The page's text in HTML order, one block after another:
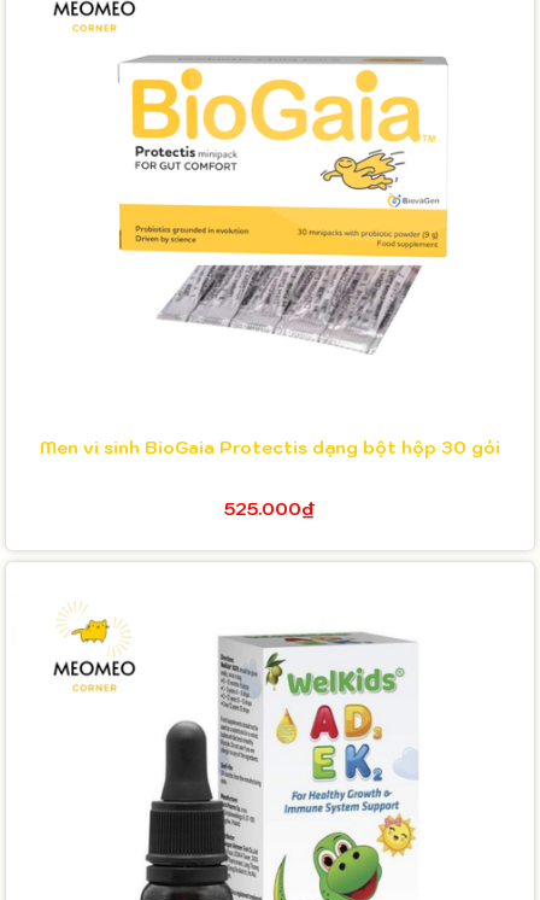
Men vi sinh BioGaia Protectis dạng bột hộp 30 gói
525.000₫